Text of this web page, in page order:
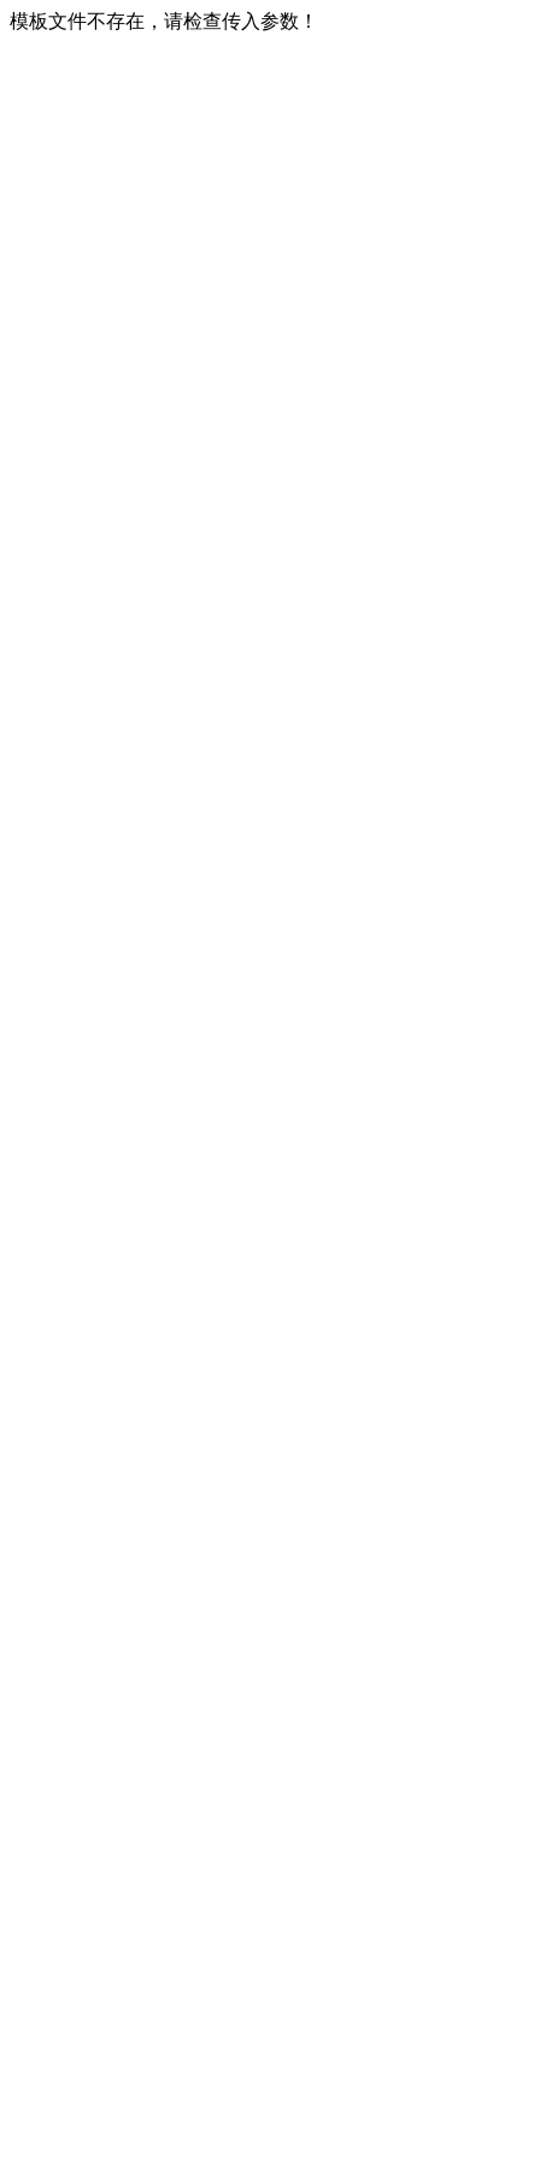
模板文件不存在，请检查传入参数！